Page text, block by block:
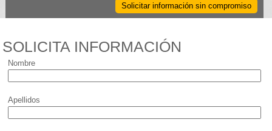
Solicitar información sin compromiso
SOLICITA INFORMACIÓN
Nombre
Apellidos